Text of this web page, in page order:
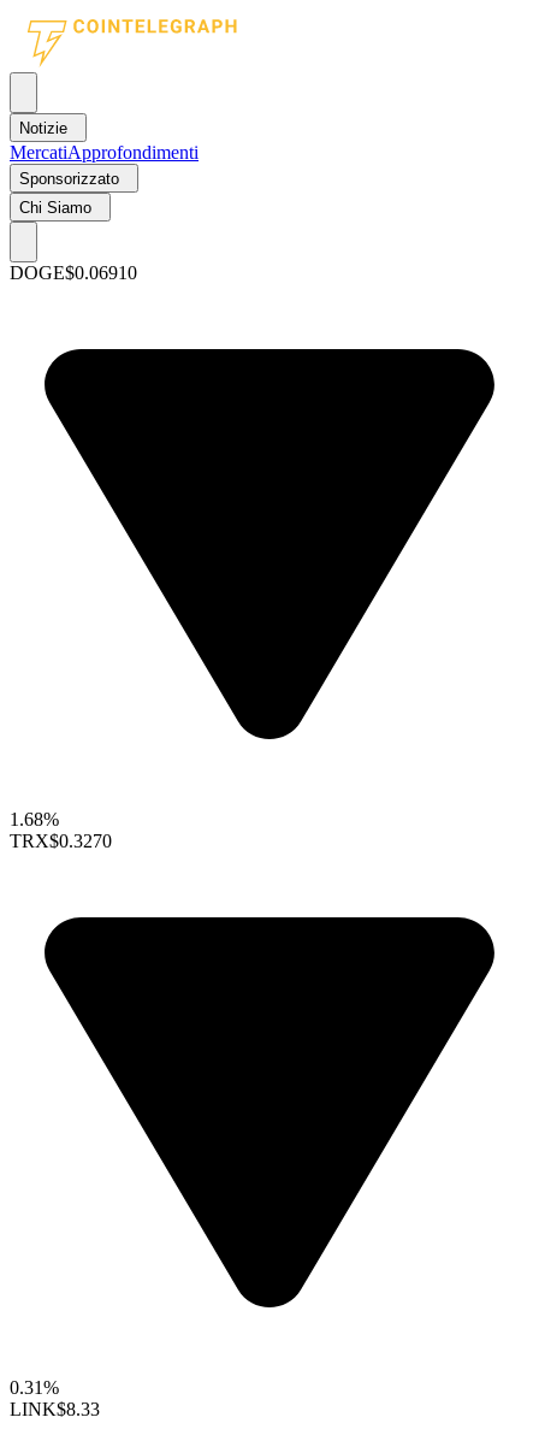
Notizie
MercatiApprofondimenti
Sponsorizzato
Chi Siamo
DOGE$0.06910
1.68%
TRX$0.3270
0.31%
LINK$8.33